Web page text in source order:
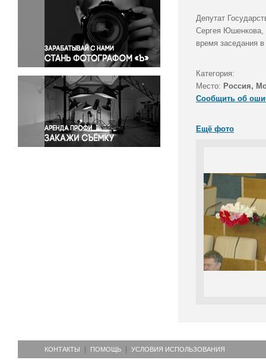
Политика
Правосудие
Происшествия и конфликты
Религия
Светская жизнь
Спорт
Экология
Экономика и бизнес
Депутат
Сергея Юшенкова,
время заседания
Категория:
Место: Россия,
Сообщить об
Ещё фото
КОНТАКТЫ ПОМОЩЬ УСЛОВИЯ ИСПОЛЬЗОВАНИЯ